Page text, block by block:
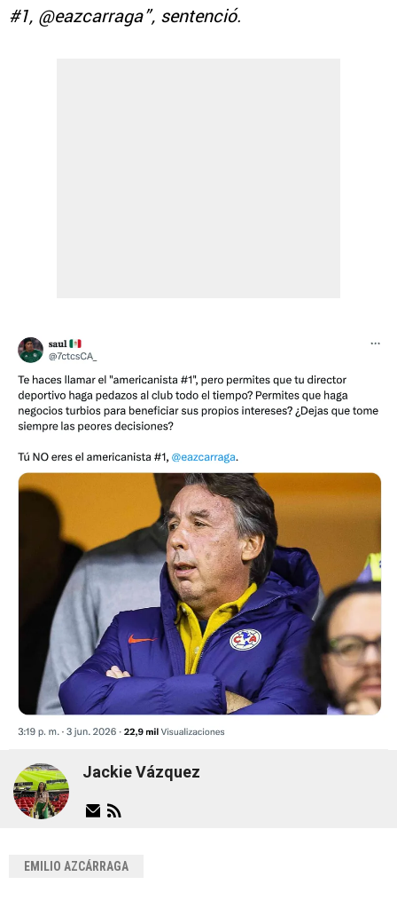
#1, @eazcarraga”, sentenció.
Jackie Vázquez
EMILIO AZCÁRRAGA